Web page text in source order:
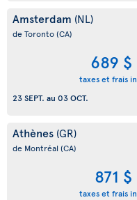
Amsterdam (NL)
de Toronto(CA)
689 $
taxes et frais
23 SEPT. au 03 OCT.
Athènes (GR)
de Montréal (CA)
871 $
taxes et frais